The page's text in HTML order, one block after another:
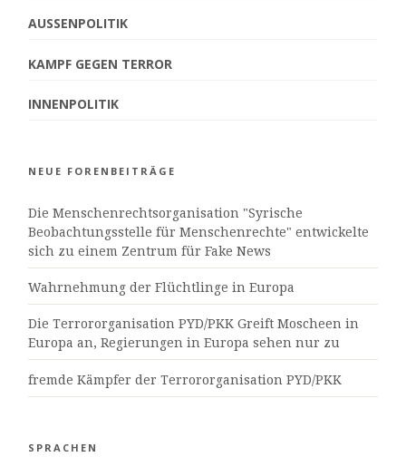
AUSSENPOLITIK
KAMPF GEGEN TERROR
INNENPOLITIK
NEUE FORENBEITRÄGE
Die Menschenrechtsorganisation "Syrische
Beobachtungsstelle für Menschenrechte" entwickelte
sich zu einem Zentrum für Fake News
Wahrnehmung der Flüchtlinge in Europa
Die Terrororganisation PYD/PKK Greift Moscheen in
Europa an, Regierungen in Europa sehen nur zu
fremde Kämpfer der Terrororganisation PYD/PKK
SPRACHEN